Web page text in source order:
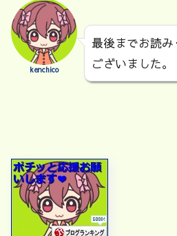
kenchico
最後までお読
ございました。